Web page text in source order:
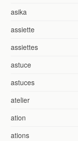
asika
assiette
assiettes
astuce
astuces
atelier
ation
ations